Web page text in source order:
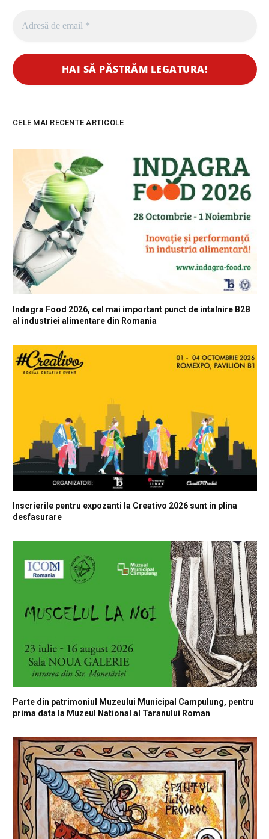
CELE MAI RECENTE ARTICOLE
Indagra Food 2026, cel mai important punct de intalnire B2B
al industriei alimentare din Romania
Inscrierile pentru expozanti la Creativo 2026 sunt in plina
desfasurare
Parte din patrimoniul Muzeului Municipal Campulung, pentru
prima data la Muzeul National al Taranului Roman